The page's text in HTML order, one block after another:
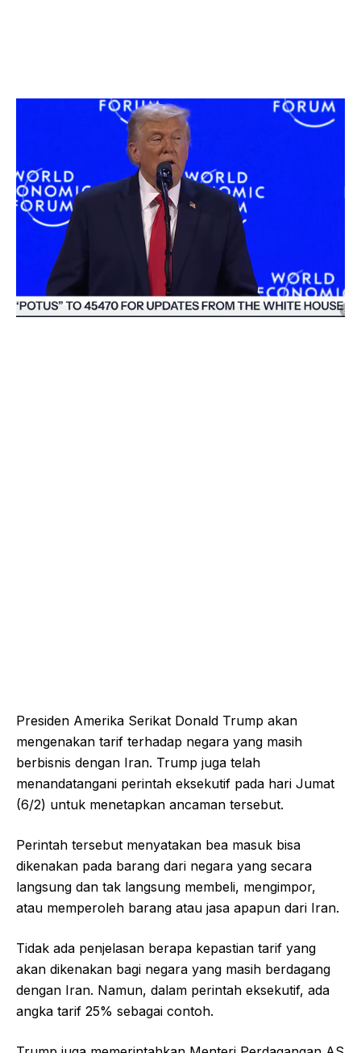
Presiden Amerika Serikat Donald Trump akan
mengenakan tarif terhadap negara yang masih
berbisnis dengan Iran. Trump juga telah
menandatangani perintah eksekutif pada hari Jumat
(6/2) untuk menetapkan ancaman tersebut.
Perintah tersebut menyatakan bea masuk bisa
dikenakan pada barang dari negara yang secara
langsung dan tak langsung membeli, mengimpor,
atau memperoleh barang atau jasa apapun dari Iran.
Tidak ada penjelasan berapa kepastian tarif yang
akan dikenakan bagi negara yang masih berdagang
dengan Iran. Namun, dalam perintah eksekutif, ada
angka tarif 25% sebagai contoh.